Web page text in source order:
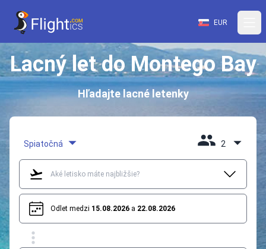
EUR
Lacný let do Montego Bay
Hľadajte lacné letenky
Spiatočná 2
Odlet medzi 15.08.2026 a 22.08.2026